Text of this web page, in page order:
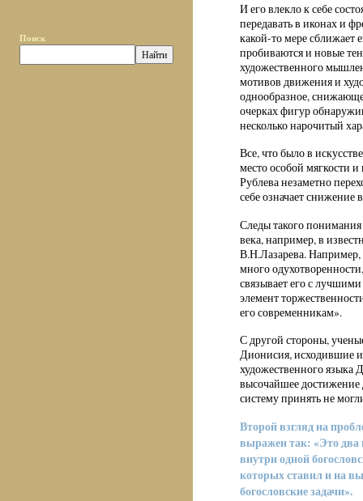
Поиск
И его влекло к себе
передавать в иконах и
какой-то мере сближает
пробиваются и новые
художественного
мотивов движения и
однообразное,
очерках фигур
несколько нарочитый
Все, что было в
место особой мягкости
Рублева незаметно
себе означает снижение
Следы такого
века, например, в
В.Н.Лазарева.
много
связывает его с
элемент
его современникам».
С другой стороны,
Дионисия, исходившие
художественного языка
высочайшее достижение
систему принять не
Второй взгляд на
выражен так: «Это два
внутри одной
которых ставил и на
богословские задачи».